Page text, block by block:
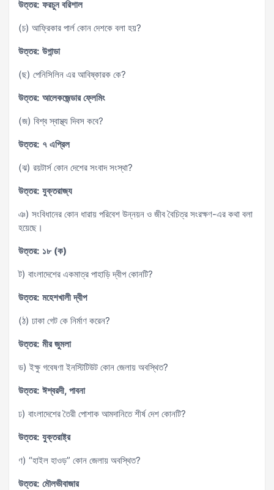
উত্তর: ফরচুন বরিশাল
(চ) আফ্রিকার পার্ল কোন দেশকে বলা হয়?
উত্তর: উগান্ডা
(ছ) পেনিসিলিন এর আবিষ্কারক কে?
উত্তর: আলেকজেন্ডার ফ্লেমিং
(জ) বিশ্ব স্বাস্থ্য দিবস কবে?
উত্তর: ৭ এপ্রিল
(ঝ) রয়টার্স কোন দেশের সংবাদ সংস্থা?
উত্তর: যুক্তরাজ্য
ঞ) সংবিধানের কোন ধারায় পরিবেশ উন্নয়ন ও জীব বৈচিত্র সংরক্ষণ-এর কথা বলা
হয়েছে।
উত্তর: ১৮ (ক)
ট) বাংলাদেশের একমাত্র পাহাড়ি দ্বীপ কোনটি?
উত্তর: মহেশখালী দ্বীপ
(ঠ) ঢাকা গেট কে নির্মাণ করেন?
উত্তর: মীর জুমলা
ড) ইক্ষু গবেষণা ইনস্টিটিউট কোন জেলায় অবস্থিত?
উত্তর: ঈশ্বরদী, পাবনা
ঢ) বাংলাদেশের তৈরী পোশাক আমদানিতে শীর্ষ দেশ কোনটি?
উত্তর: যুক্তরাষ্ট্র
ণ) “হাইল হাওড়” কোন জেলায় অবস্থিত?
উত্তর: মৌলভীবাজার